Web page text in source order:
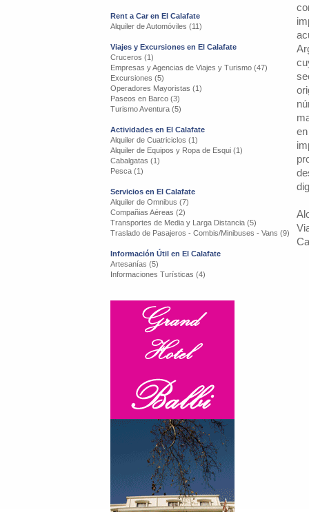
Rent a Car en El Calafate
Alquiler de Automóviles (11)
Viajes y Excursiones en El Calafate
Cruceros (1)
Empresas y Agencias de Viajes y Turismo (47)
Excursiones (5)
Operadores Mayoristas (1)
Paseos en Barco (3)
Turismo Aventura (5)
Actividades en El Calafate
Alquiler de Cuatriciclos (1)
Alquiler de Equipos y Ropa de Esqui (1)
Cabalgatas (1)
Pesca (1)
Servicios en El Calafate
Alquiler de Omnibus (7)
Compañias Aéreas (2)
Transportes de Media y Larga Distancia (5)
Traslado de Pasajeros - Combis/Minibuses - Vans (9)
Información Útil en El Calafate
Artesanías (5)
Informaciones Turísticas (4)